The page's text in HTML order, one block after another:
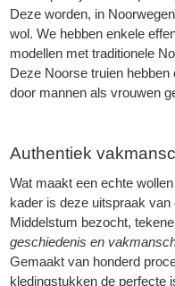
Deze worden, in
wol. We hebben enkele
modellen met traditionele
Deze Noorse truien
door mannen als vrouwen
Authentiek
Wat maakt een echte
kader is deze uitspraak
Middelstum bezocht,
geschiedenis en
Gemaakt van honderd
kledingstukken de perfecte